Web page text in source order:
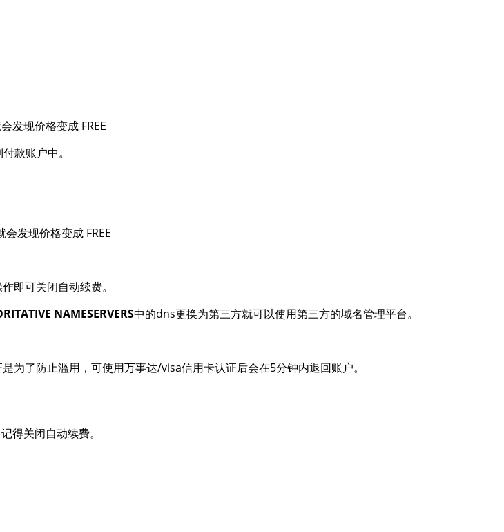
发现价格变成 FREE
款账户中。
会发现价格变成 FREE
即可关闭自动续费。
NAMESERVERS中的dns更换为第三方就可以使用第三方的域名管理平台。
为了防止滥用，可使用万事达/visa信用卡认证后会在5分钟内退回账户。
得关闭自动续费。